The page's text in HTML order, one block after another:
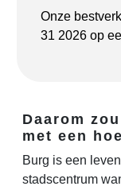
Onze
31 2026 op
Daarom
met een
Burg is een
stadscentrum